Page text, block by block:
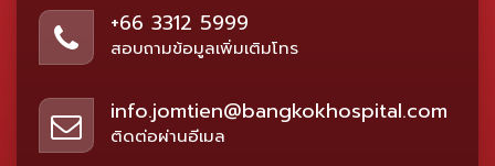
+66 3312 5999
สอบถามข้อมูลเพิ่มเติมโทร
info.jomtien@bangkokhospital.com
ติดต่อผ่านอีเมล